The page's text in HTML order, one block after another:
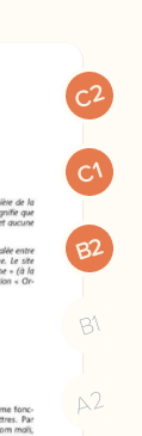
C2
C1
B2
B1
A2